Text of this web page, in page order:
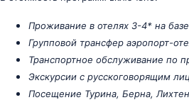
Проживание в отелях 3-4* на
Групповой трансфер аэропорт-
Транспортное обслуживание по
Экскурсии с русскоговорящим
Посещение Турина, Берна,